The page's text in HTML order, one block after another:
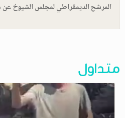
المرشح الديمقراطي لمجلس الشيوخ
متداول